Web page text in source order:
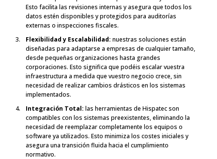
Esto facilita las revisiones internas y asegura que todos los
datos estén disponibles y protegidos para auditorías
externas o inspecciones fiscales.
Flexibilidad y Escalabilidad: nuestras soluciones están
diseñadas para adaptarse a empresas de cualquier tamaño,
desde pequeñas organizaciones hasta grandes
corporaciones. Esto significa que podéis escalar vuestra
infraestructura a medida que vuestro negocio crece, sin
necesidad de realizar cambios drásticos en los sistemas
implementados.
Integración Total: las herramientas de Hispatec son
compatibles con los sistemas preexistentes, eliminando la
necesidad de reemplazar completamente los equipos o
software ya utilizados. Esto minimiza los costes iniciales y
asegura una transición fluida hacia el cumplimiento
normativo.